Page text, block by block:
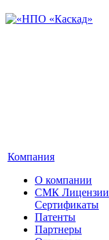
Компания
О компании
СМК Лицензии
Сертификаты
Патенты
Партнеры